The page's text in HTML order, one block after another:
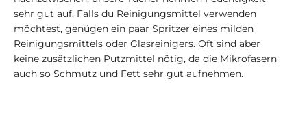
sehr gut auf. Falls du Reinigungsmittel verwenden
möchtest, genügen ein paar Spritzer eines milden
Reinigungsmittels oder Glasreinigers. Oft sind aber
keine zusätzlichen Putzmittel nötig, da die Mikrofasern
auch so Schmutz und Fett sehr gut aufnehmen.